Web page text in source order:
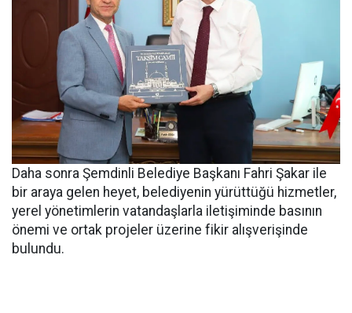
Daha sonra Şemdinli Belediye Başkanı Fahri Şakar ile
bir araya gelen heyet, belediyenin yürüttüğü hizmetler,
yerel yönetimlerin vatandaşlarla iletişiminde basının
önemi ve ortak projeler üzerine fikir alışverişinde
bulundu.